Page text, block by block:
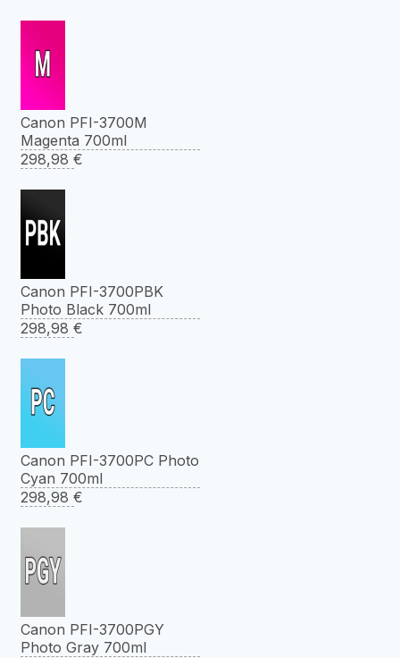
Canon PFI-3700M
Magenta 700ml
298,98 €
Canon PFI-3700PBK
Photo Black 700ml
298,98 €
Canon PFI-3700PC Photo
Cyan 700ml
298,98 €
Canon PFI-3700PGY
Photo Gray 700ml